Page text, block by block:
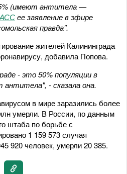
(имеют антитела —
ее заявление в эфире
правда".
жителей Калининграда
добавила Попова.
- это 50% популяции в
антитела", - сказала она.
в мире заразились более
умерли. В России, по данным
штаба по борьбе с
1 159 573 случая
920 человек, умерли 20 385.